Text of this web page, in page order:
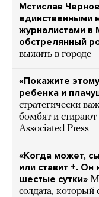
Мстислав
единственными
журналистами в
обстрелянный
выжить в городе
«Покажите этому
ребенка и
стратегически
бомбят и
Associated Press
«Когда может,
или ставит +. Он
шестые сутки»
солдата,